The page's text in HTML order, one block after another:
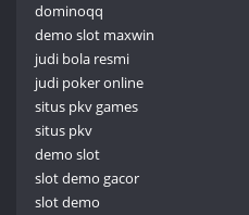
dominoqq
demo slot maxwin
judi bola resmi
judi poker online
situs pkv games
situs pkv
demo slot
slot demo gacor
slot demo